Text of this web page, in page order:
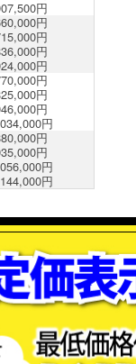
円
円
円
円
円
円
円
円
円
円
円
円
円